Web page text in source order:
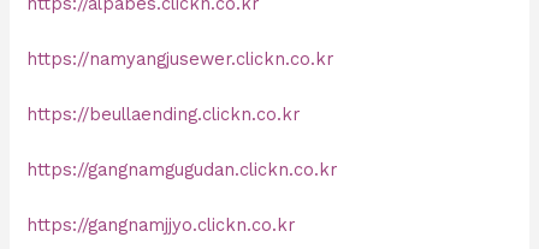
https://namyangjusewer.clickn.co.kr
https://beullaending.clickn.co.kr
https://gangnamgugudan.clickn.co.kr
https://gangnamjjyo.clickn.co.kr